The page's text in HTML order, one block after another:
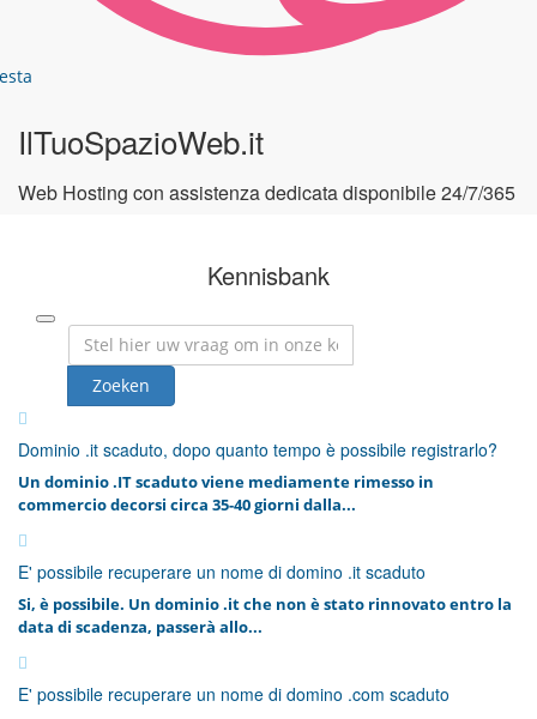
IlTuoSpazioWeb.it
Web Hosting con assistenza dedicata disponibile 24/7/365
Kennisbank
Dominio .it scaduto, dopo quanto tempo è possibile registrarlo?
Un dominio .IT scaduto viene mediamente rimesso in
commercio decorsi circa 35-40 giorni dalla...
E' possibile recuperare un nome di domino .it scaduto
Si, è possibile. Un dominio .it che non è stato rinnovato entro la
data di scadenza, passerà allo...
E' possibile recuperare un nome di domino .com scaduto